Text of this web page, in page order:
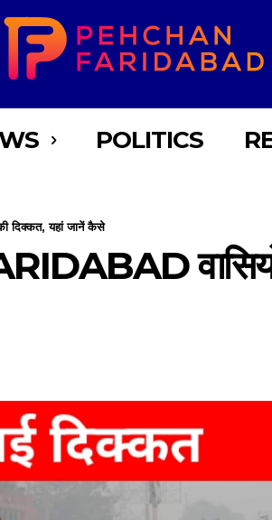
POLITICS
दिक्कत, यहां जानें कैसे